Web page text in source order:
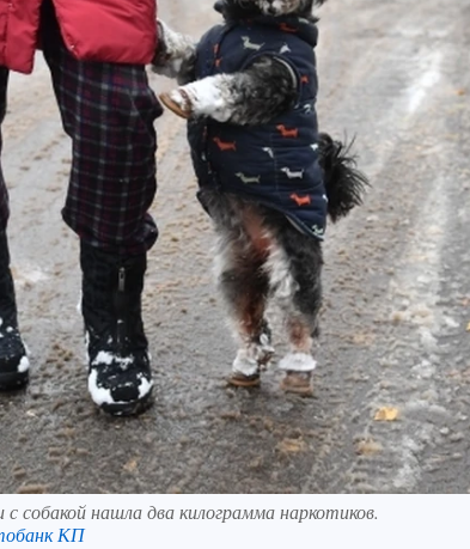
собакой нашла два килограмма наркотиков.
КП